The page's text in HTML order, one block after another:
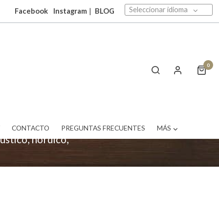
Facebook Instagram | BLOG Seleccionar idioma
0
CONTACTO PREGUNTAS FRECUENTES MÁS
tenemos
que elijas el
nórdico,